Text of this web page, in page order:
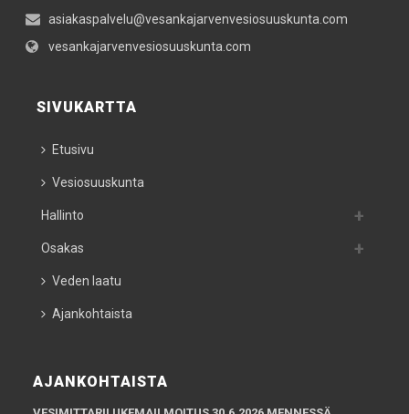
asiakaspalvelu@vesankajarvenvesiosuuskunta.com
vesankajarvenvesiosuuskunta.com
SIVUKARTTA
Etusivu
Vesiosuuskunta
Hallinto
Osakas
Veden laatu
Ajankohtaista
AJANKOHTAISTA